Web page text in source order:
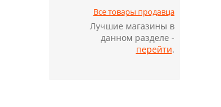
Все товары продавца
Лучшие магазины в
данном разделе -
перейти.